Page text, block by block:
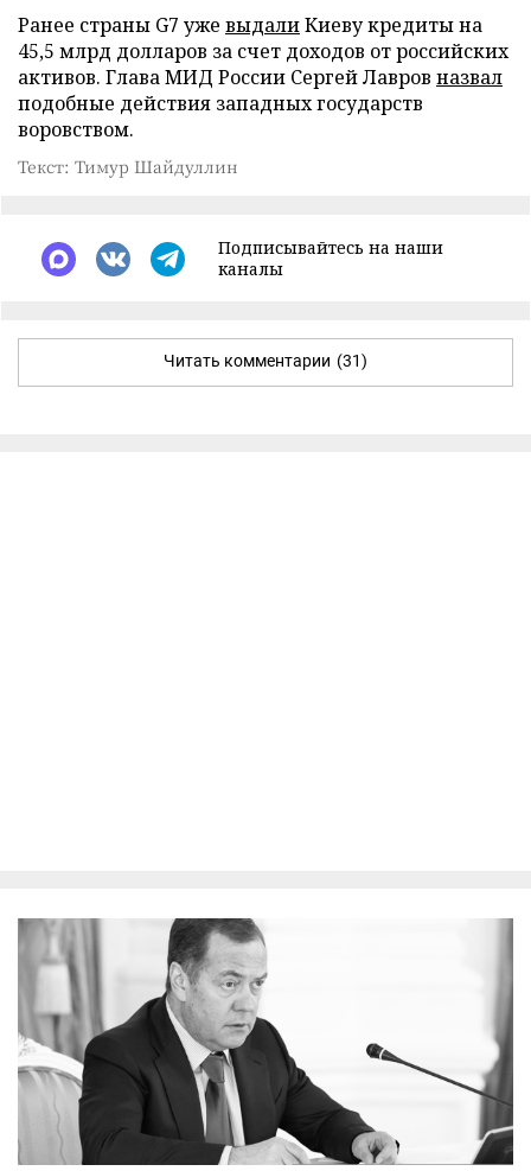
Ранее страны G7 уже выдалиКиеву кредиты на
45,5 млрд долларов за счет доходов от российских
активов. Глава МИД России Сергей Лавров назвал
подобные действия западных государств
воровством.
Текст: Тимур Шайдуллин
Подписывайтесь на наши
каналы
Читать комментарии (31)